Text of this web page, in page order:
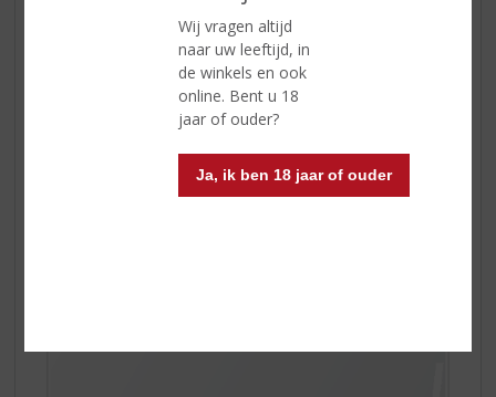
Wij vragen altijd
naar uw leeftijd, in
de winkels en ook
online. Bent u 18
jaar of ouder?
Ja, ik ben 18 jaar of ouder
Sonnema Dark ’N Stormy
Een stormachtige lekkere cocktail!Sonnema
vooral bekend om het te mixen met cola, sinas of ice
tea. Maar deze combi is stormachtig lekker!